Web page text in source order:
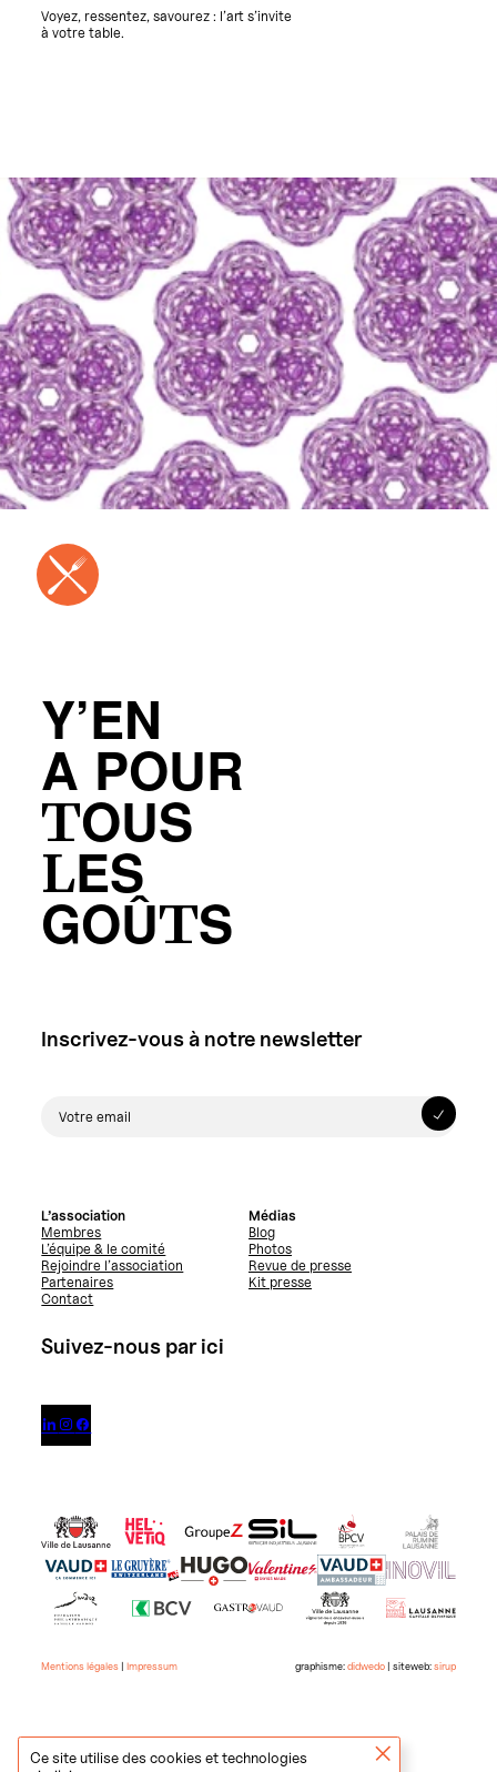
Ce site utilise des cookies et technologies
Voyez, ressentez, savourez : l’art s’invite
à votre table.
Y’EN
A POUR
TOUS
LES
GOÛTS
Inscrivez-vous à notre newsletter
L’association
Membres
L’équipe & le comité
Rejoindre l’association
Partenaires
Contact
Médias
Blog
Photos
Revue de presse
Kit presse
Suivez-nous par ici
  
Mentions légales |Impressum graphisme:didwedo| siteweb:sirup